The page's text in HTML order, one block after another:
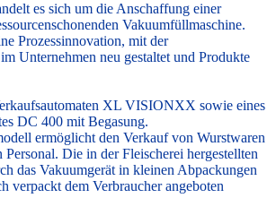
es sich um die Anschaffung einer
Vakuumfüllmaschine.
Prozessinnovation, mit der
Unternehmen neu gestaltet und Produkte
XL VISIONXX sowie eines
DC 400 mit Begasung.
ermöglicht den Verkauf von Wurstwaren
Personal. Die in der Fleischerei hergestellten
das Vakuumgerät in kleinen Abpackungen
verpackt dem Verbraucher angeboten